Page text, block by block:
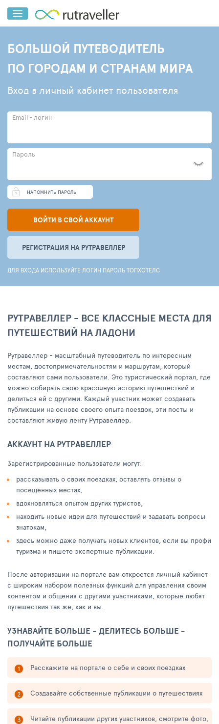
БОЛЬШОЙ ПУТЕВОДИТЕЛЬ
ПО ГОРОДАМ И СТРАНАМ МИРА
Вход в личный кабинет пользователя
Email - логин
Пароль
НАПОМНИТЬ ПАРОЛЬ
ВОЙТИ В СВОЙ АККАУНТ
РЕГИСТРАЦИЯ НА РУТРАВЕЛЛЕР
ДЛЯ ВХОДА ИСПОЛЬЗУЙТЕ ЛОГИН ПАРОЛЬ ТОПХОТЕЛС
РУТРАВЕЛЛЕР - ВСЕ КЛАССНЫЕ МЕСТА ДЛЯ
ПУТЕШЕСТВИЙ НА ЛАДОНИ
Рутравеллер - масштабный путеводитель по интересным
местам, достопримечательностям и маршрутам, который
составляют сами пользователи. Это туристический портал, где
можно собирать свою красочную историю путешествий и
делиться ей с другими. Каждый участник может создавать
публикации на основе своего опыта поездок, эти посты и
составляют живую ленту Рутравеллер.
АККАУНТ НА РУТРАВЕЛЛЕР
Зарегистрированные пользователи могут:
рассказывать о своих поездках, оставлять отзывы о
посещенных местах,
вдохновляться опытом других туристов,
находить новые идеи для путешествий и задавать вопросы
знатокам,
здесь можно даже получать новых клиентов, если вы профи
туризма и пишете экспертные публикации.
После авторизации на портале вам откроется личный кабинет
с широким набором полезных функций для управления своим
контентом и общения с другими участниками, которые любят
путешествия так же, как и вы.
УЗНАВАЙТЕ БОЛЬШЕ - ДЕЛИТЕСЬ БОЛЬШЕ -
ПОЛУЧАЙТЕ БОЛЬШЕ
Расскажите на портале о себе и своих поездках
Создавайте собственные публикации о путешествиях
Читайте публикации других участников, смотрите фото,